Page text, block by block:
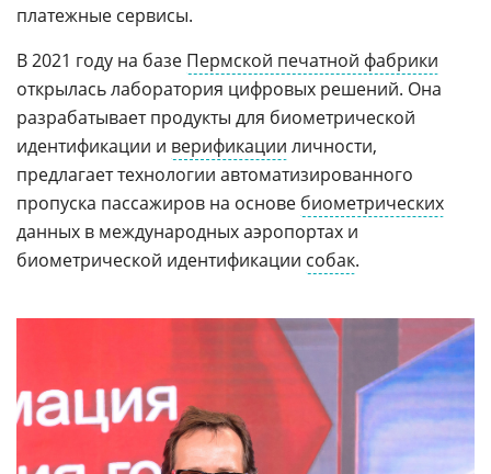
платежные сервисы.
В 2021 году на базе Пермской печатной фабрики
открылась лаборатория цифровых решений. Она
разрабатывает продукты для биометрической
идентификации и верификации личности,
предлагает технологии автоматизированного
пропуска пассажиров на основе биометрических
данных в международных аэропортах и
биометрической идентификации собак.